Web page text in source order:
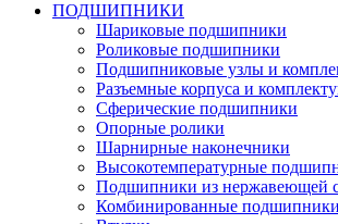
ПОДШИПНИКИ
Шариковые подшипники
Роликовые подшипники
Подшипниковые узлы и
Разъемные корпуса и
Сферические подшипники
Опорные ролики
Шарнирные наконечники
Высокотемпературные
Подшипники из нержавеющей
Комбинированные подшипники